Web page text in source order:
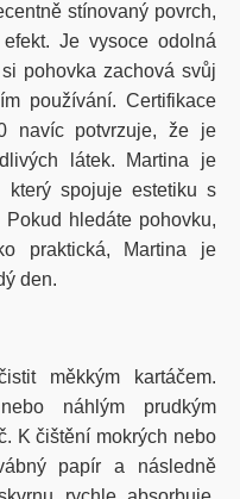
stínovaný povrch,
Je vysoce odolná
pohovka zachová svůj
používání. Certifikace
navíc potvrzuje, že je
látek. Martina je
který spojuje estetiku s
hledáte pohovku,
praktická, Martina je
den.
měkkým kartáčem.
náhlým prudkým
K čištění mokrých nebo
papír a následně